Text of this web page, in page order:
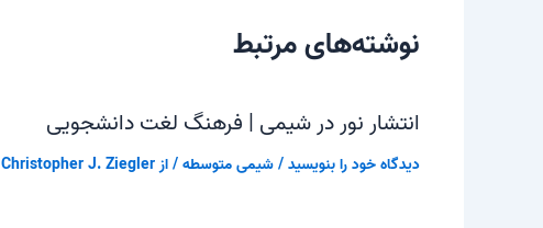
نوشته‌های مرتبط
انتشار نور در شیمی | فرهنگ لغت دانشجویی
دیدگاه‌ خود را بنویسید/شیمی متوسطه/ ازChristopher J. Ziegler